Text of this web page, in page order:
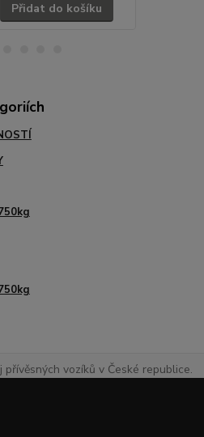
Přidat do košíku
vozíků v České republice.